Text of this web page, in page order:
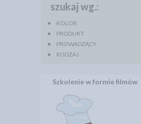
szukaj wg.:
KOLOR
PRODUKT
PROWADZĄCY
RODZAJ
Szkolenie w formie filmów